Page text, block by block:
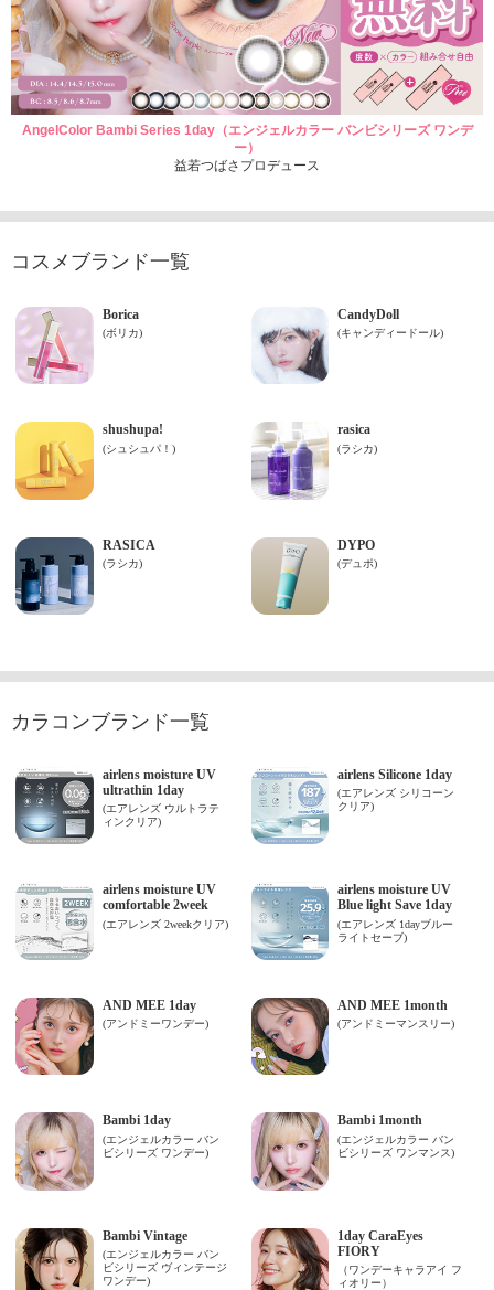
AngelColor Bambi Series 1day（エンジェルカラー バンビシリーズ ワンデ
ー）
益若つばさプロデュース
コスメブランド一覧
カラコンブランド一覧